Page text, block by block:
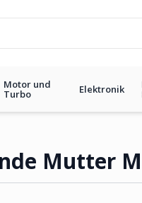
Motor und
Turbo Elektronik
Mutter